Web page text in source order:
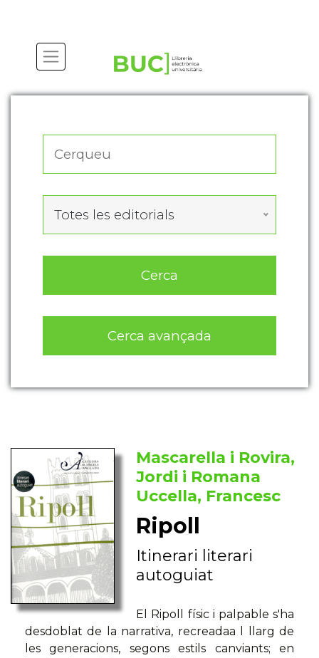
Totes les editorials
Cerca
Cerca avançada
Mascarella i Rovira,
Jordi i Romana
Uccella, Francesc
Ripoll
Itinerari literari
autoguiat
El Ripoll físic i palpable s'ha
desdoblat de la narrativa, recreadaa l llarg de
les generacions, segons estils canviants; en